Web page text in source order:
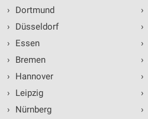
›
Dortmund
›
Düsseldorf
›
Essen
›
Bremen
›
Hannover
›
Leipzig
›
Nürnberg
›
›
›
›
›
›
›